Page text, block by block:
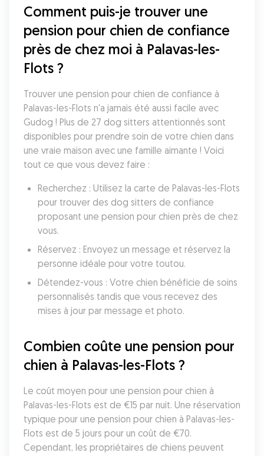
Comment puis-je trouver une
pension pour chien de confiance
près de chez moi à Palavas-les-
Flots ?
Trouver une pension pour chien de confiance à
Palavas-les-Flots n'a jamais été aussi facile avec
Gudog ! Plus de 27 dog sitters attentionnés sont
disponibles pour prendre soin de votre chien dans
une vraie maison avec une famille aimante ! Voici
tout ce que vous devez faire :
Recherchez : Utilisez la carte de Palavas-les-Flots
pour trouver des dog sitters de confiance
proposant une pension pour chien près de chez
vous.
Réservez : Envoyez un message et réservez la
personne idéale pour votre toutou.
Détendez-vous : Votre chien bénéficie de soins
personnalisés tandis que vous recevez des
mises à jour par message et photo.
Combien coûte une pension pour
chien à Palavas-les-Flots ?
Le coût moyen pour une pension pour chien à
Palavas-les-Flots est de €15 par nuit. Une réservation
typique pour une pension pour chien à Palavas-les-
Flots est de 5 jours pour un coût de €70.
Cependant, les propriétaires de chiens peuvent